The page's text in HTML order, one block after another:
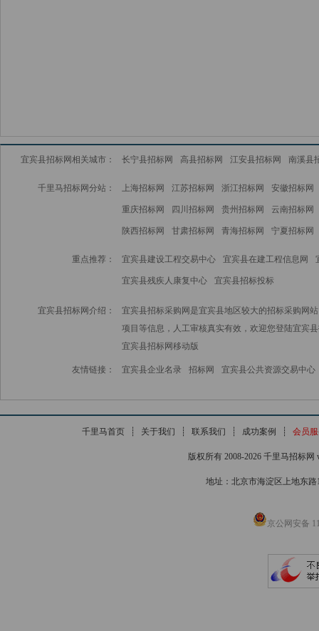
宜宾县招标网相关城市： 长宁县招标网 高县招标网 江安县招标网 南溪县
千里马招标网分站： 上海招标网 江苏招标网 浙江招标网 安徽招标网
重庆招标网 四川招标网 贵州招标网 云南招标网
陕西招标网 甘肃招标网 青海招标网 宁夏招标网
重点推荐： 宜宾县建设工程交易中心 宜宾县在建工程信息网
宜宾县残疾人康复中心 宜宾县招标投标
宜宾县招标网介绍：
宜宾县招标采购网是宜宾县地区较大的招标采购网
项目等信息，人工审核真实有效，欢迎您登陆宜宾
宜宾县招标网移动版
友情链接： 宜宾县企业名录 招标网 宜宾县公共资源交易中心
千里马首页 ┊ 关于我们 ┊ 联系我们 ┊ 成功案例 ┊ 会员
版权所有 2008-2026 千里马招标网
地址：北京市海淀区上地东
京公网安备